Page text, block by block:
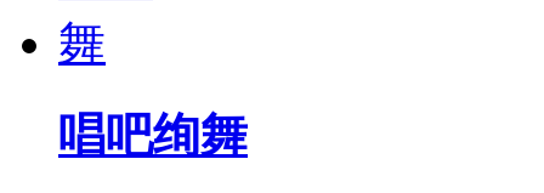
唱吧绚舞